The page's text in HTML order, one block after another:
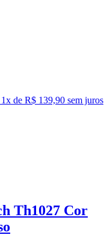
1x de R$ 139,90 sem juros
Th1027 Cor